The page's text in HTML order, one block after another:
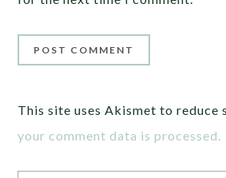
This site uses Akismet to reduce
your comment data is processed.